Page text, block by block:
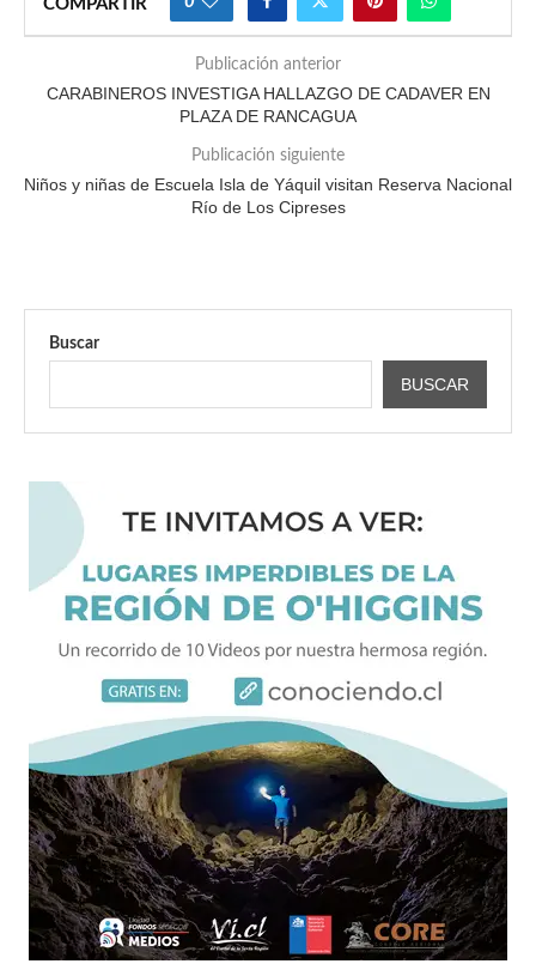
COMPARTIR
Publicación anterior
CARABINEROS INVESTIGA HALLAZGO DE CADAVER EN
PLAZA DE RANCAGUA
Publicación siguiente
Niños y niñas de Escuela Isla de Yáquil visitan Reserva Nacional
Río de Los Cipreses
Buscar
BUSCAR